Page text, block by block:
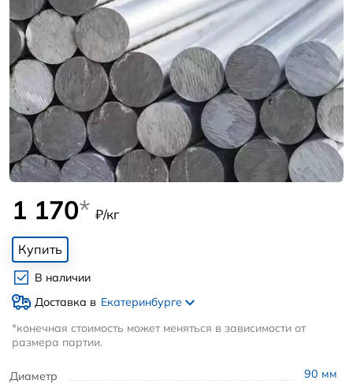
Диаметр 90 мм
1 170* ₽/кг
Купить
В наличии
Доставка в Екатеринбурге
*конечная стоимость может меняться в зависимости от
размера партии.